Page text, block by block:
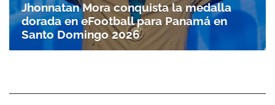
Jhonnatan Mora conquista la medalla
dorada en eFootball para Panamá en
Santo Doming­o 2026